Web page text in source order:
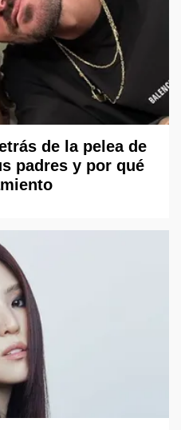
de la pelea de
padres y por qué